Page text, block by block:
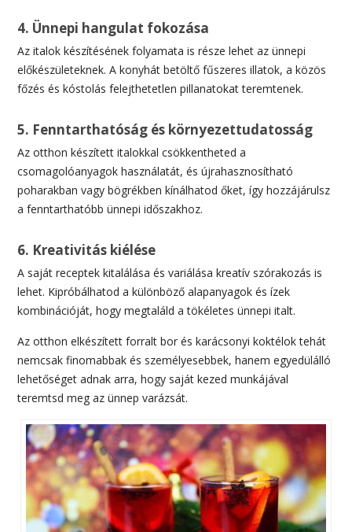
4. Ünnepi hangulat fokozása
Az italok készítésének folyamata is része lehet az ünnepi
előkészületeknek. A konyhát betöltő fűszeres illatok, a közös
főzés és kóstolás felejthetetlen pillanatokat teremtenek.
5. Fenntarthatóság és környezettudatosság
Az otthon készített italokkal csökkentheted a
csomagolóanyagok használatát, és újrahasznosítható
poharakban vagy bögrékben kínálhatod őket, így hozzájárulsz
a fenntarthatóbb ünnepi időszakhoz.
6. Kreativitás kiélése
A saját receptek kitalálása és variálása kreatív szórakozás is
lehet. Kipróbálhatod a különböző alapanyagok és ízek
kombinációját, hogy megtaláld a tökéletes ünnepi italt.
Az otthon elkészített forralt bor és karácsonyi koktélok tehát
nemcsak finomabbak és személyesebbek, hanem egyedülálló
lehetőséget adnak arra, hogy saját kezed munkájával
teremtsd meg az ünnep varázsát.